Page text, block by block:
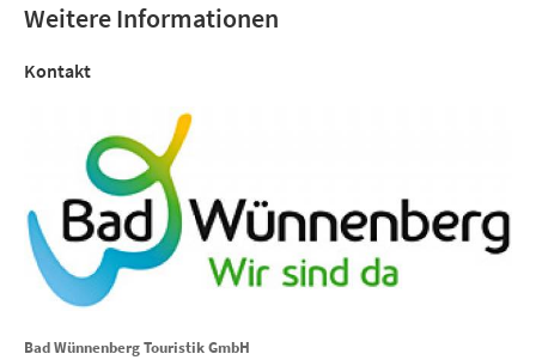
Weitere Informationen
Kontakt
Bad Wünnenberg Touristik GmbH